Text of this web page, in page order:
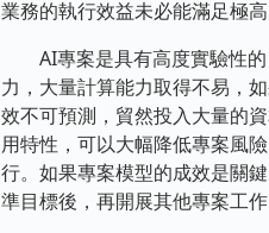
業務的執行效益未必能滿足極高
AI專案是具有高度實驗性的
力，大量計算能力取得不易，
效不可預測，貿然投入大量的
用特性，可以大幅降低專案風
行。如果專案模型的成效是關
準目標後，再開展其他專案工作